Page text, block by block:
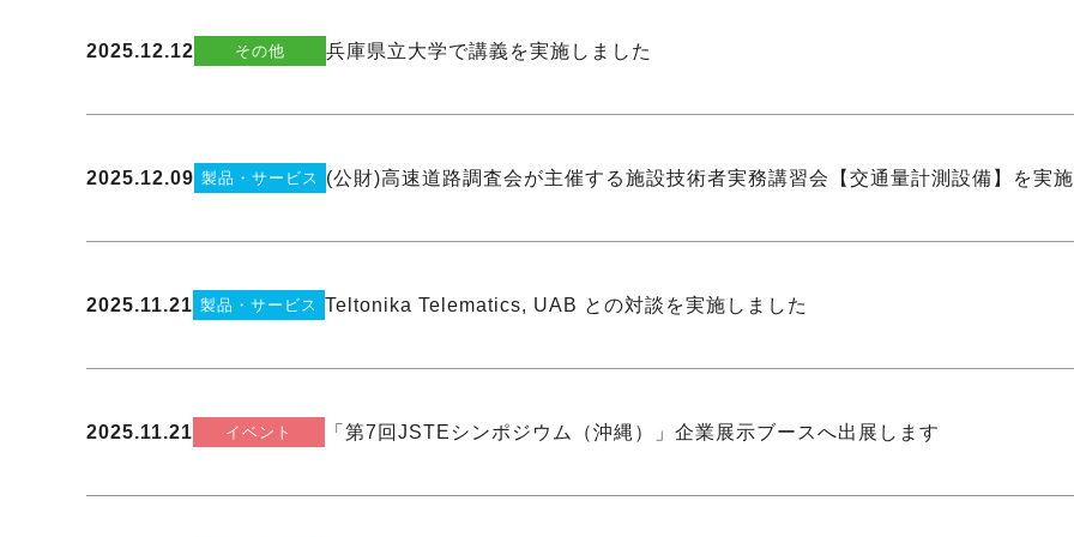
2025.12.12 その他 兵庫県立大学で講義を実施しました
2025.12.09 製品・サービス (公財)高速道路調査会が主催する施設技術者実務講習会【交通量計測設備】を実
2025.11.21 製品・サービス Teltonika Telematics, UAB との対談を実施しました
2025.11.21 イベント 「第7回JSTEシンポジウム（沖縄）」企業展示ブースへ出展します